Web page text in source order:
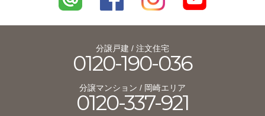
分譲戸建 / 注文住宅
0120-190-036
分譲マンション / 岡崎エリア
0120-337-921